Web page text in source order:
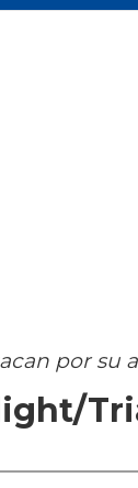
por su